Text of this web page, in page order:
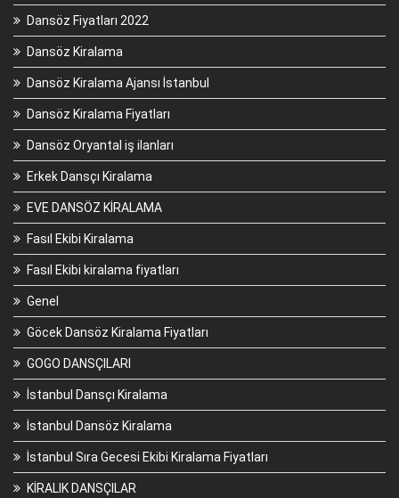
Dansöz Fiyatları 2022
Dansöz Kiralama
Dansöz Kiralama Ajansı İstanbul
Dansöz Kiralama Fiyatları
Dansöz Oryantal iş ilanları
Erkek Dansçı Kiralama
EVE DANSÖZ KİRALAMA
Fasıl Ekibi Kiralama
Fasıl Ekibi kiralama fiyatları
Genel
Göcek Dansöz Kiralama Fiyatları
GOGO DANSÇILARI
İstanbul Dansçı Kiralama
İstanbul Dansöz Kiralama
İstanbul Sıra Gecesi Ekibi Kiralama Fiyatları
KİRALIK DANSÇILAR